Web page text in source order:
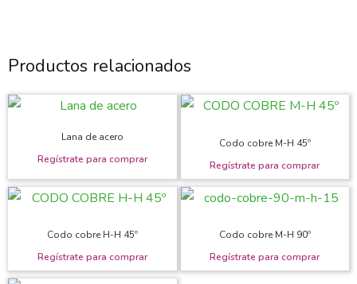
Productos relacionados
Lana de acero Codo cobre M-H 45º
Codo cobre H-H 45º Codo cobre M-H 90º